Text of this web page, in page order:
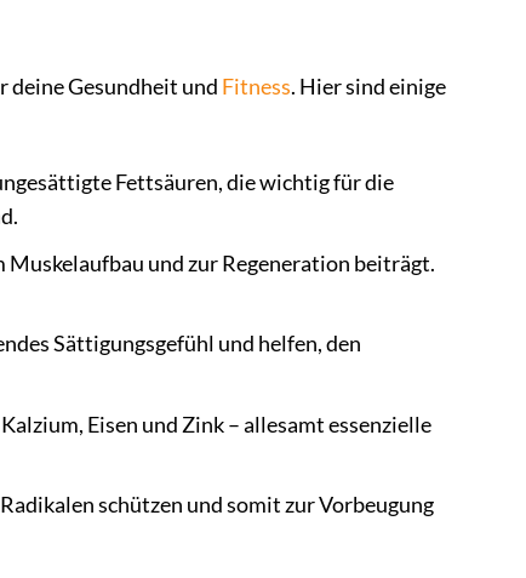
deine Gesundheit und Fitness. Hier sind einige
Fettsäuren, die wichtig für die
und zur Regeneration beiträgt.
Sättigungsgefühl und helfen, den
Kalzium, Eisen und Zink – allesamt essenzielle
schützen und somit zur Vorbeugung